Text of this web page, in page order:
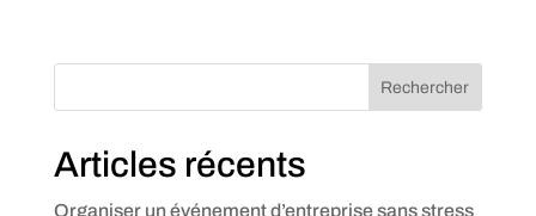
Rechercher
Articles récents
Organiser un événement d’entreprise sans stress